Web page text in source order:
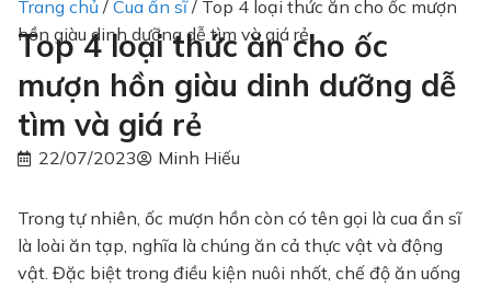
Trang chủ / Cua ẩn sĩ/ Top 4 loại thức ăn cho ốc mượn
hồn giàu dinh dưỡng dễ tìm và giá rẻ
Top 4 loại thức ăn cho ốc
mượn hồn giàu dinh dưỡng dễ
tìm và giá rẻ
22/07/2023 Minh Hiếu
Trong tự nhiên, ốc mượn hồn còn có tên gọi là cua ẩn sĩ
là loài ăn tạp, nghĩa là chúng ăn cả thực vật và động
vật. Đặc biệt trong điều kiện nuôi nhốt, chế độ ăn uống